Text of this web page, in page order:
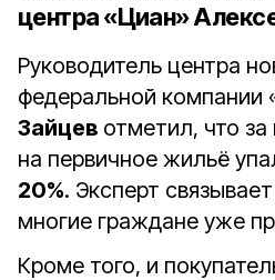
центра «Циан»
Руководитель центра
федеральной компании
Зайцев отметил, что
на первичное жильё
20%. Эксперт
многие граждане уже
Кроме того, и